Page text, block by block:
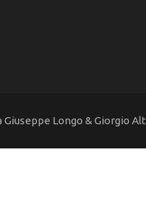
Giuseppe Longo & Giorgio Alt